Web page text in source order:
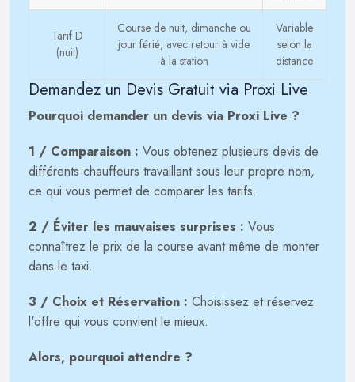
Tarif D
(nuit)
Course de nuit, dimanche ou
jour férié, avec retour à vide
à la station
Variable
selon la
distance
Demandez un Devis Gratuit via Proxi Live
Pourquoi demander un devis via Proxi Live ?
1 / Comparaison : Vous obtenez plusieurs devis de
différents chauffeurs travaillant sous leur propre nom,
ce qui vous permet de comparer les tarifs.
2 / Éviter les mauvaises surprises : Vous
connaîtrez le prix de la course avant même de monter
dans le taxi.
3 / Choix et Réservation : Choisissez et réservez
l'offre qui vous convient le mieux.
Alors, pourquoi attendre ?